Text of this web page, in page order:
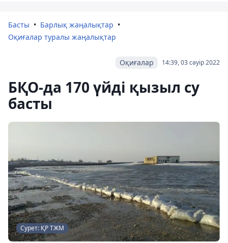
Басты
Барлық жаңалықтар
Оқиғалар туралы жаңалықтар
14:39, 03 сәуір 2022
Оқиғалар
БҚО-да 170 үйді қызыл су
басты
Сурет: ҚР ТЖМ